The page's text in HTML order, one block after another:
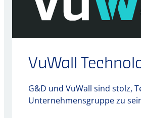
VuWall
G&D und VuWall sind stolz,
Unternehmensgruppe zu